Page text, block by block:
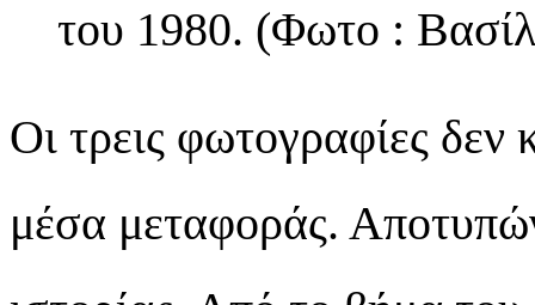
του 1980. (Φωτο :
Οι τρεις φωτογραφίες
μέσα μεταφοράς.